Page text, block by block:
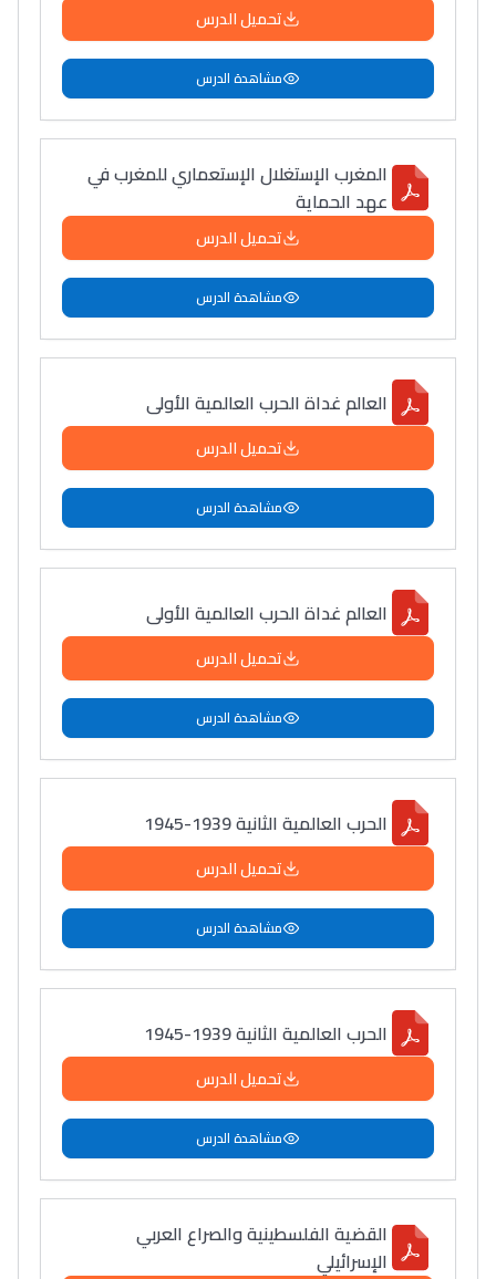
تحميل الدرس
مشاهدة الدرس
المغرب الإستغلال الإستعماري للمغرب في
عهد الحماية
تحميل الدرس
مشاهدة الدرس
العالم غداة الحرب العالمية الأولى
تحميل الدرس
مشاهدة الدرس
العالم غداة الحرب العالمية الأولى
تحميل الدرس
مشاهدة الدرس
الحرب العالمية الثانية 1939-1945
تحميل الدرس
مشاهدة الدرس
الحرب العالمية الثانية 1939-1945
تحميل الدرس
مشاهدة الدرس
القضية الفلسطينية والصراع العربي
الإسرائيلي